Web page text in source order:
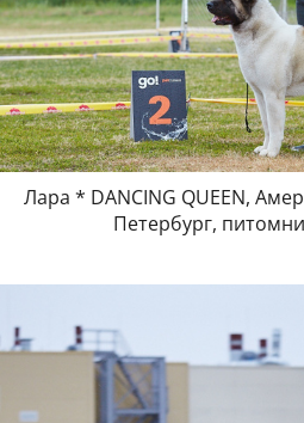
Лара * DANCING QUEEN,
Петербург,